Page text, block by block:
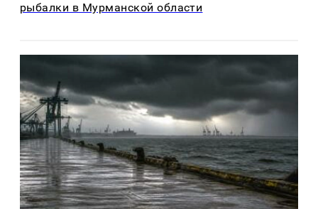
рыбалки в Мурманской области